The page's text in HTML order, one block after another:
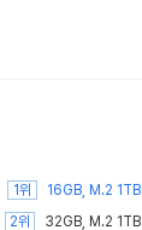
1위
16GB, M.2 1TB
2위 32GB, M.2 1TB